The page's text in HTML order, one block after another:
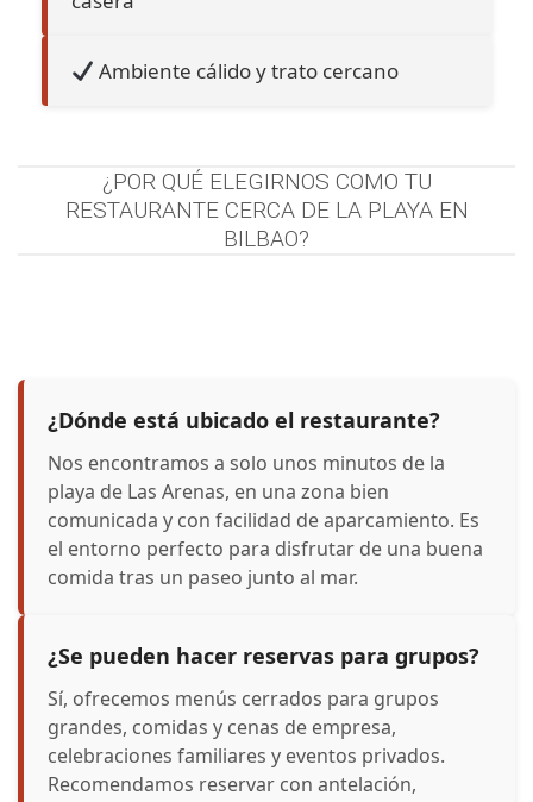
Ambiente cálido y trato cercano
¿POR QUÉ ELEGIRNOS COMO TU
RESTAURANTE CERCA DE LA PLAYA EN
BILBAO?
¿Dónde está ubicado el restaurante?
Nos encontramos a solo unos minutos de la
playa de Las Arenas, en una zona bien
comunicada y con facilidad de aparcamiento. Es
el entorno perfecto para disfrutar de una buena
comida tras un paseo junto al mar.
¿Se pueden hacer reservas para grupos?
Sí, ofrecemos menús cerrados para grupos
grandes, comidas y cenas de empresa,
celebraciones familiares y eventos privados.
Recomendamos reservar con antelación,